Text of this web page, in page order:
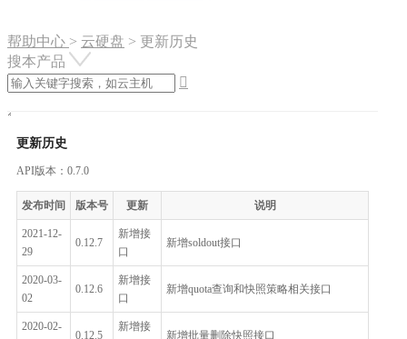
帮助中心 > 云硬盘 > 更新历史
搜本产品

更新历史
API版本：0.7.0
发布时间 版本号 更新 说明
2021-12-
29
0.12.7
新增接
口
新增soldout接口
2020-03-
02
0.12.6
新增接
口
新增quota查询和快照策略相关接口
2020-02-
0.12.5
新增接
新增批量删除快照接口